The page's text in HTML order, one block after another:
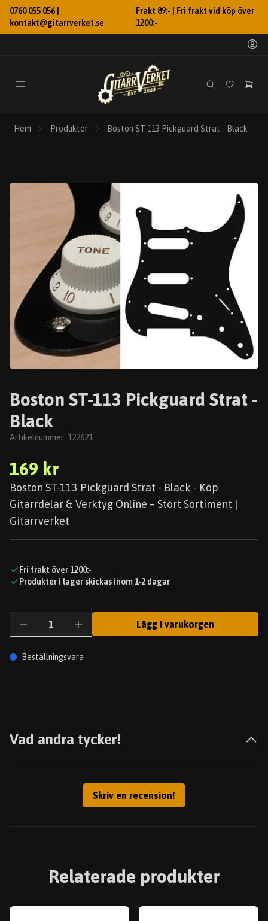
0760 055 056 |
kontakt@gitarrverket.se
Frakt 89:- | Fri frakt vid köp över
1200:-
Hem Produkter Boston ST-113 Pickguard Strat - Black
Boston ST-113 Pickguard Strat -
Black
Artikelnummer: 122621
169 kr
Boston ST-113 Pickguard Strat - Black - Köp
Gitarrdelar & Verktyg Online – Stort Sortiment |
Gitarrverket
Fri frakt över 1200:-
Produkter i lager skickas inom 1-2 dagar
Lägg i varukorgen
Beställningsvara
Vad andra tycker!
Skriv en recension!
Relaterade produkter